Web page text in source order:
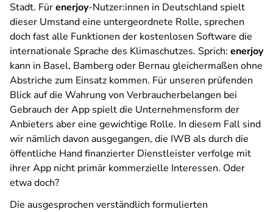
Stadt. Fürenerjoy-Nutzer:innen in Deutschland spielt
dieser Umstand eine untergeordnete Rolle, sprechen
doch fast alle Funktionen der kostenlosen Software die
internationale Sprache des Klimaschutzes. Sprich: enerjoy
kann in Basel, Bamberg oder Bernau gleichermaßen ohne
Abstriche zum Einsatz kommen. Für unseren prüfenden
Blick auf die Wahrung von Verbraucherbelangen bei
Gebrauch der App spielt die Unternehmensform der
Anbieters aber eine gewichtige Rolle. In diesem Fall sind
wir nämlich davon ausgegangen, die IWB als durch die
öffentliche Hand finanzierter Dienstleister verfolge mit
ihrer App nicht primär kommerzielle Interessen. Oder
etwa doch?
Die ausgesprochen verständlich formulierten